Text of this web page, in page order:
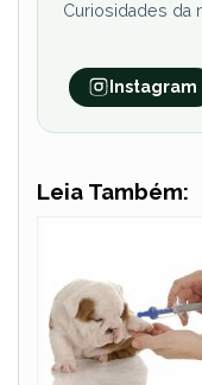
Curiosidades da
Instagram
Leia Também: